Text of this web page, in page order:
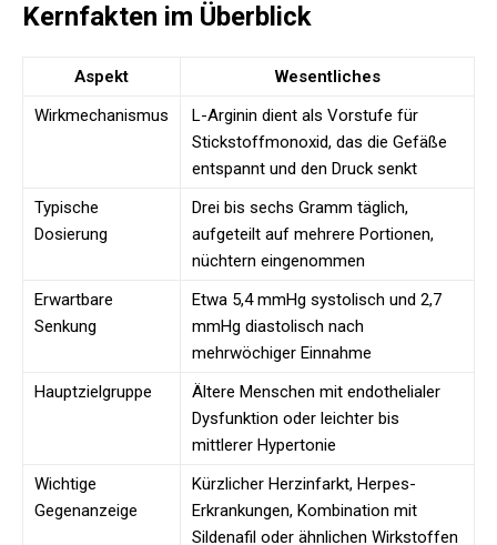
Kernfakten im Überblick
Aspekt
Wesentliches
Wirkmechanismus
L-Arginin dient als Vorstufe für
Stickstoffmonoxid, das die Gefäße
entspannt und den Druck senkt
Typische
Dosierung
Drei bis sechs Gramm täglich,
aufgeteilt auf mehrere Portionen,
nüchtern eingenommen
Erwartbare
Senkung
Etwa 5,4 mmHg systolisch und 2,7
mmHg diastolisch nach
mehrwöchiger Einnahme
Hauptzielgruppe
Ältere Menschen mit endothelialer
Dysfunktion oder leichter bis
mittlerer Hypertonie
Wichtige
Gegenanzeige
Kürzlicher Herzinfarkt, Herpes-
Erkrankungen, Kombination mit
Sildenafil oder ähnlichen Wirkstoffen